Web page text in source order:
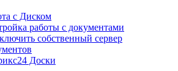
с Диском
работы с документами
собственный сервер
Доски